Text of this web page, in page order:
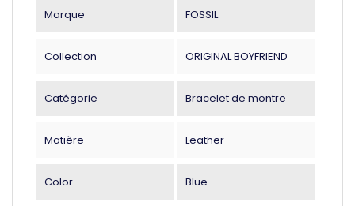
Marque FOSSIL
Collection ORIGINAL BOYFRIEND
Catégorie Bracelet de montre
Matière Leather
Color Blue